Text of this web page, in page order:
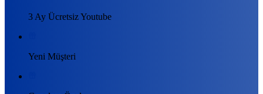
3 Ay Ücretsiz Youtube
Yeni Müşteri